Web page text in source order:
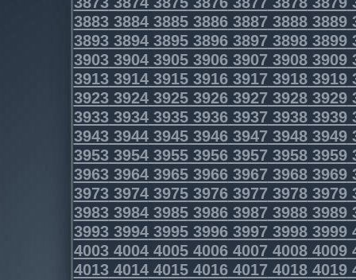
3883388438853886388738883889
3893389438953896389738983899
3903390439053906390739083909
3913391439153916391739183919
3923392439253926392739283929
3933393439353936393739383939
3943394439453946394739483949
3953395439553956395739583959
3963396439653966396739683969
3973397439753976397739783979
3983398439853986398739883989
3993399439953996399739983999
4003400440054006400740084009
4013401440154016401740184019